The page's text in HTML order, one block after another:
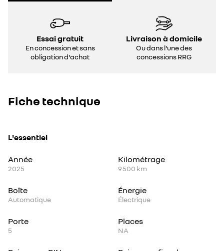
Essai gratuit
En concession et sans
obligation d'achat
Livraison à domicile
Ou dans l'une des
concessions RRG
Fiche technique
L'essentiel
Année
2025
Kilométrage
9 500 km
Boîte
Automatique
Énergie
Électrique
Porte
5
Places
NA